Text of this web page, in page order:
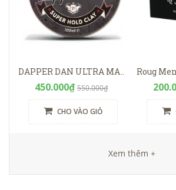
DAPPER DAN ULTRA MATTE CLAY 100ML
450.000₫ 550.000₫
CHO VÀO GIỎ
Xem thêm +